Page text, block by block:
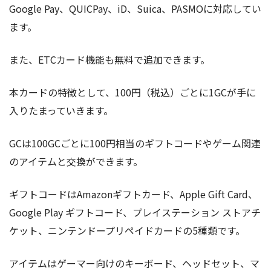
Google Pay、QUICPay、iD、Suica、PASMOに対応してい
ます。
また、ETCカード機能も無料で追加できます。
本カードの特徴として、100円（税込）ごとに1GCが手に
入りたまっていきます。
GCは100GCごとに100円相当のギフトコードやゲーム関連
のアイテムと交換ができます。
ギフトコードはAmazonギフトカード、Apple Gift Card、
Google Play ギフトコード、プレイステーション ストアチ
ケット、ニンテンドープリペイドカードの5種類です。
アイテムはゲーマー向けのキーボード、ヘッドセット、マ